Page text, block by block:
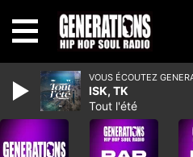
VOUS ÉCOUTEZ
ISK, TK
Tout l'été